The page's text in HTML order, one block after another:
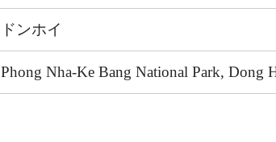
ドンホイ
Phong Nha-Ke Bang National Park, Dong